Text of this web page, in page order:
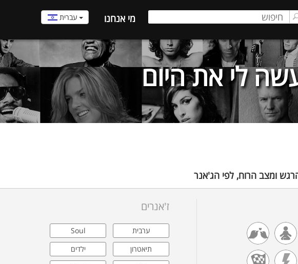
מי אנחנו עברית
לי את היום
ומצב הרוח, לפי הג'אנר
ז'אנרים
ערבית
Soul
תיאטרון
ילדים